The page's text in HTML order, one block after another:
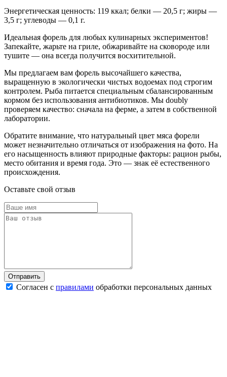
Энергетическая ценность: 119 ккал; белки — 20,5 г; жиры —
3,5 г; углеводы — 0,1 г.
Идеальная форель для любых кулинарных экспериментов!
Запекайте, жарьте на гриле, обжаривайте на сковороде или
тушите — она всегда получится восхитительной.
Мы предлагаем вам форель высочайшего качества,
выращенную в экологически чистых водоемах под строгим
контролем. Рыба питается специальным сбалансированным
кормом без использования антибиотиков. Мы doubly
проверяем качество: сначала на ферме, а затем в собственной
лаборатории.
Обратите внимание, что натуральный цвет мяса форели
может незначительно отличаться от изображения на фото. На
его насыщенность влияют природные факторы: рацион рыбы,
место обитания и время года. Это — знак её естественного
происхождения.
Оставьте свой отзыв
Согласен с правилами обработки персональных данных